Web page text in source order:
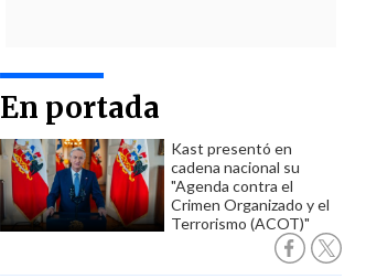
En portada
Kast presentó en
cadena nacional su
"Agenda contra el
Crimen Organizado y el
Terrorismo (ACOT)"